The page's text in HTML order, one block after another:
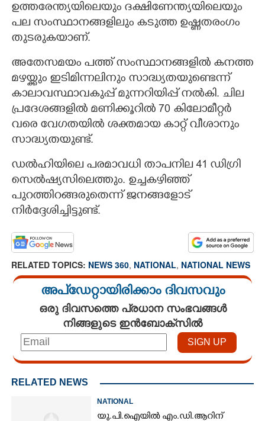
ഉത്തരേന്ത്യയിലെയും ദക്ഷിണേന്ത്യയിലെയും
പല സംസ്ഥാനങ്ങളിലും കടുത്ത ഉഷ്ണതരംഗം
തുടരുകയാണ്.
അതേസമയം പത്ത് സംസ്ഥാനങ്ങളിൽ കനത്ത
മഴയ്ക്കും ഇടിമിന്നലിനും സാദ്ധ്യതയുണ്ടെന്ന്
കാലാവസ്ഥാവകുപ്പ് മുന്നറിയിപ്പ് നൽകി. ചില
പ്രദേശങ്ങളിൽ മണിക്കൂറിൽ 70 കിലോമീറ്റർ
വരെ വേഗതയിൽ ശക്തമായ കാറ്റ് വീശാനും
സാദ്ധ്യതയുണ്ട്.
ഡൽഹിയിലെ പരമാവധി താപനില 41 ഡിഗ്രി
സെൽഷ്യസിലെത്തും. ഉച്ചകഴിഞ്ഞ്
പുറത്തിറങ്ങരുതെന്ന് ജനങ്ങളോട്
നിർദ്ദേശിച്ചിട്ടുണ്ട്.
RELATED TOPICS: NEWS 360, NATIONAL, NATIONAL NEWS
അപ്ഡേറ്റായിരിക്കാം ദിവസവും
ഒരു ദിവസത്തെ പ്രധാന സംഭവങ്ങൾ
നിങ്ങളുടെ ഇൻബോക്സിൽ
RELATED NEWS
NATIONAL
യു.പി.ഐയിൽ എം.ഡി.ആറിന്